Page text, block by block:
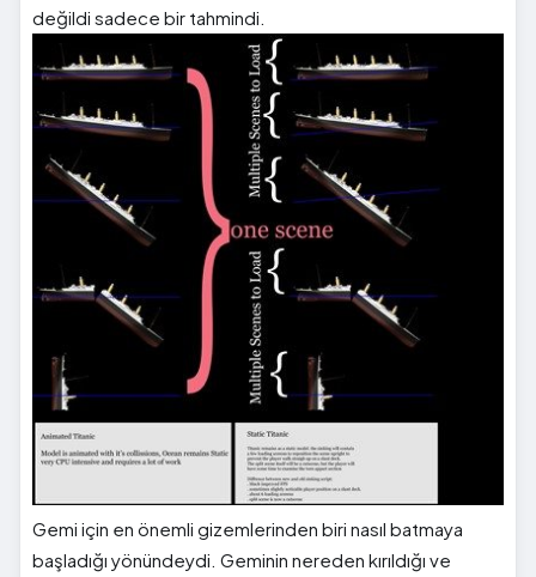
değildi sadece bir tahmindi.
Gemi için en önemli gizemlerinden biri nasıl batmaya
başladığı yönündeydi. Geminin nereden kırıldığı ve